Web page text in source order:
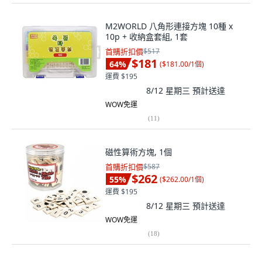
M2WORLD 八角形連接方塊 10種 x
10p + 收納盒套組, 1套
首購折扣價$517
64% $181 ($181.00/1個)
運費 $195
8/12 星期三 預計送達
WOW免運
(11)
磁性算術方塊, 1個
首購折扣價$587
55% $262 ($262.00/1個)
運費 $195
8/12 星期三 預計送達
WOW免運
(18)